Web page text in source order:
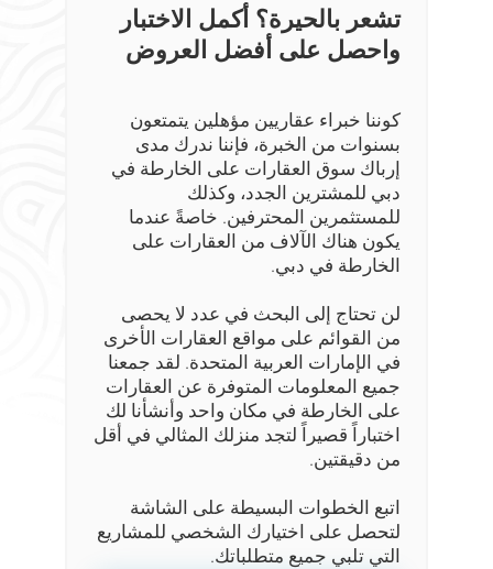
تشعر بالحيرة؟ أكمل الاختبار
واحصل على أفضل العروض
كوننا خبراء عقاريين مؤهلين يتمتعون
بسنوات من الخبرة، فإننا ندرك مدى
إرباك سوق العقارات على الخارطة في
دبي للمشترين الجدد، وكذلك
للمستثمرين المحترفين. خاصةً عندما
يكون هناك الآلاف من العقارات على
الخارطة في دبي.
لن تحتاج إلى البحث في عدد لا يحصى
من القوائم على مواقع العقارات الأخرى
في الإمارات العربية المتحدة. لقد جمعنا
جميع المعلومات المتوفرة عن العقارات
على الخارطة في مكان واحد وأنشأنا لك
اختباراً قصيراً لتجد منزلك المثالي في أقل
من دقيقتين.
اتبع الخطوات البسيطة على الشاشة
لتحصل على اختيارك الشخصي للمشاريع
التي تلبي جميع متطلباتك.